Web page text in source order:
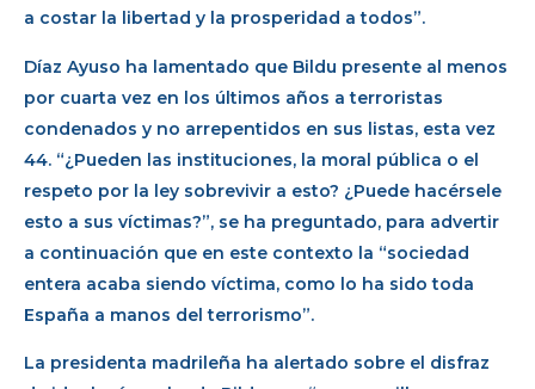
a costar la libertad y la prosperidad a todos”.
Díaz Ayuso ha lamentado que Bildu presente al menos
por cuarta vez en los últimos años a terroristas
condenados y no arrepentidos en sus listas, esta vez
44. “¿Pueden las instituciones, la moral pública o el
respeto por la ley sobrevivir a esto? ¿Puede hacérsele
esto a sus víctimas?”, se ha preguntado, para advertir
a continuación que en este contexto la “sociedad
entera acaba siendo víctima, como lo ha sido toda
España a manos del terrorismo”.
La presidenta madrileña ha alertado sobre el disfraz